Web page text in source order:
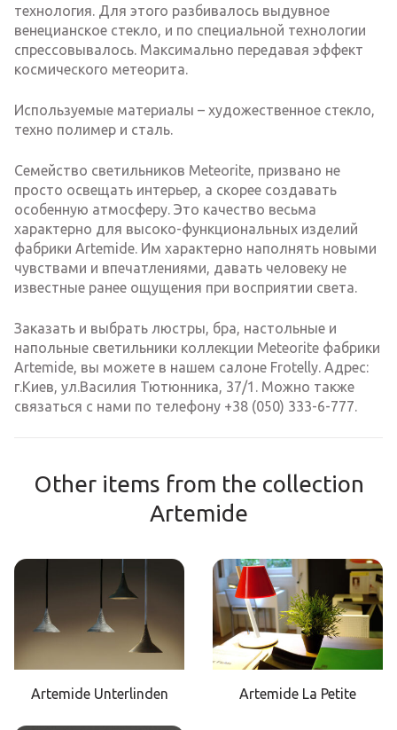
технология. Для этого разбивалось выдувное
венецианское стекло, и по специальной технологии
спрессовывалось. Максимально передавая эффект
космического метеорита.
Используемые материалы – художественное стекло,
техно полимер и сталь.
Семейство светильников Meteorite, призвано не
просто освещать интерьер, а скорее создавать
особенную атмосферу. Это качество весьма
характерно для высоко-функциональных изделий
фабрики Artemide. Им характерно наполнять новыми
чувствами и впечатлениями, давать человеку не
известные ранее ощущения при восприятии света.
Заказать и выбрать люстры, бра, настольные и
напольные светильники коллекции Meteorite фабрики
Artemide, вы можете в нашем салоне Frotelly. Адрес:
г.Киев, ул.Василия Тютюнника, 37/1. Можно также
связаться с нами по телефону +38 (050) 333-6-777.
Other items from the collection
Artemide
Artemide Unterlinden Artemide La Petite